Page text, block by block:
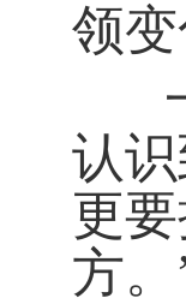
领
一
认
更
方。